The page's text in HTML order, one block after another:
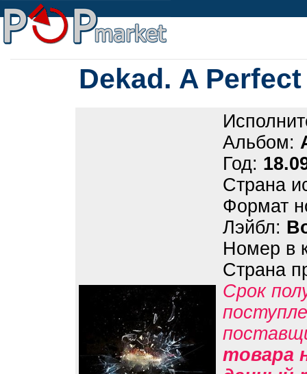
Dekad. A
Альбом:
Год:
Страна
Формат
Лэйбл:
Номер в
Страна
Срок
товара